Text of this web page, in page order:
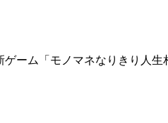
ーム「モノマネなりきり人生